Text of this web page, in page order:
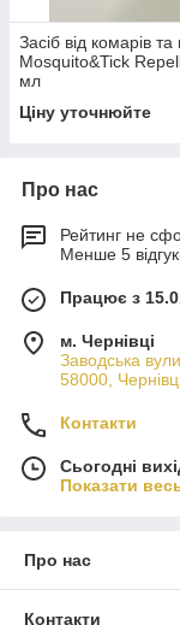
Засіб від комарів та
Mosquito&Tick
мл
Ціну уточнюйте
Про нас
Рейтинг не
Менше 5
Працює з
м. Чернівці
Заводська
58000,
Контакти
Сьогодні
Показати
Про нас
Контакти